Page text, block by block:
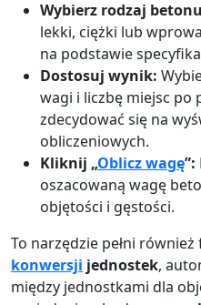
Wybierz rodzaj
lekki, ciężki lub
na podstawie
Dostosuj wynik:
wagi i liczbę miejsc po
zdecydować się na
obliczeniowych.
Kliknij „Oblicz wagę”:
oszacowaną wagę
objętości i gęstości.
To narzędzie pełni
konwersji jednostek,
między jednostkami dla